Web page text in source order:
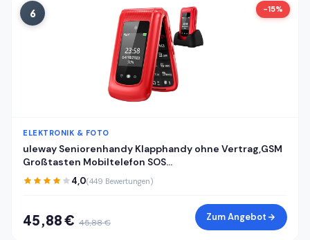
6 -15%
ELEKTRONIK & FOTO
uleway Seniorenhandy Klapphandy ohne Vertrag,GSM
Großtasten Mobiltelefon SOS
Notruffunktion,Taschenlampe,FM Radio,2.4 Zoll Dual
Display Handy für Senioren (Blau)(mit Ladestation)
4,0(449 Bewertungen)
45,88 € 45,88 € Zum Angebot